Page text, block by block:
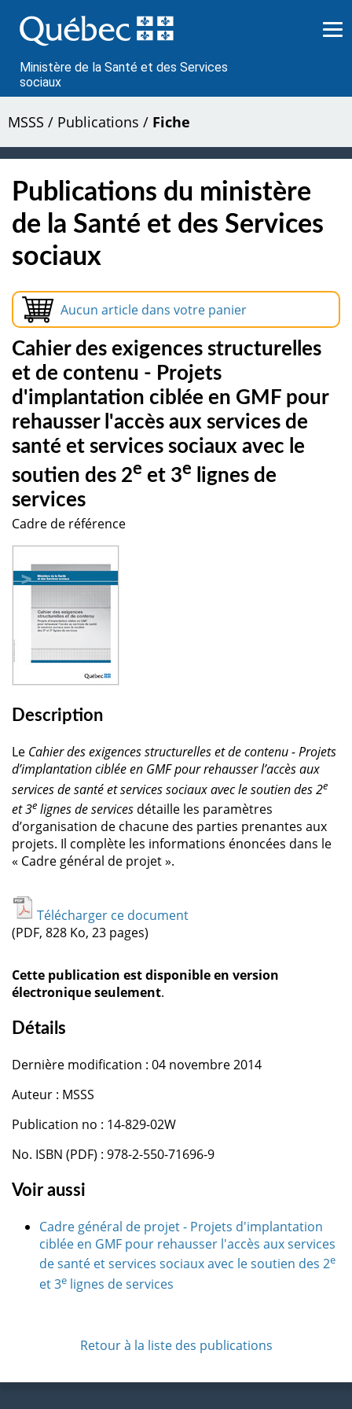
au
contenu
Ministère de la Santé et des Services
sociaux
MSSS / Publications / Fiche
Publications du ministère
de la Santé et des Services
sociaux
Aucun article dans votre panier
Cahier des exigences structurelles
et de contenu - Projets
d'implantation ciblée en GMF pour
rehausser l'accès aux services de
santé et services sociaux avec le
soutien des 2e et 3e
lignes de
services
Cadre de référence
Description
Le Cahier des exigences structurelles et de contenu - Projets
d’implantation ciblée en GMF pour rehausser l’accès aux
services de santé et services sociaux avec le soutien des 2e
et 3e lignes de services détaille les paramètres
d’organisation de chacune des parties prenantes aux
projets. Il complète les informations énoncées dans le
« Cadre général de projet ».
Télécharger ce document
(PDF, 828 Ko, 23 pages)
Cette publication est disponible en version
électronique seulement.
Détails
Dernière modification : 04 novembre 2014
Auteur : MSSS
Publication no : 14-829-02W
No. ISBN (PDF) : 978-2-550-71696-9
Voir aussi
Cadre général de projet - Projets d'implantation
ciblée en GMF pour rehausser l'accès aux services
de santé et services sociaux avec le soutien des 2e
et 3e lignes de services
Retour à la liste des publications